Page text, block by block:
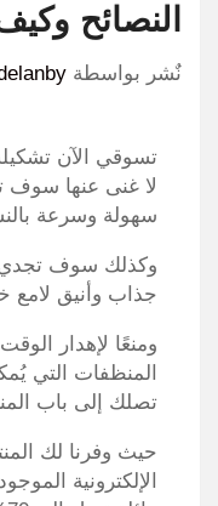
النصائح وكيف
نٌشر بواسطة
تسوقي الآن
لا غنى عنها سوف
سهولة وسرعة
وكذلك سوف تجدي
جذاب وأنيق لامع
ومنعًا لإهدار
المنظفات التي
تصلك إلى باب
حيث وفرنا لك
الإلكترونية